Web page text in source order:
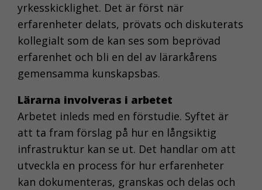
yrkesskicklighet. Det är först när
erfarenheter delats, prövats och diskuterats
kollegialt som de kan ses som beprövad
erfarenhet och bli en del av lärarkårens
gemensamma kunskapsbas.
Lärarna involveras i arbetet
Arbetet inleds med en förstudie. Syftet är
att ta fram förslag på hur en långsiktig
infrastruktur kan se ut. Det handlar om att
utveckla en process för hur erfarenheter
kan dokumenteras, granskas och delas och